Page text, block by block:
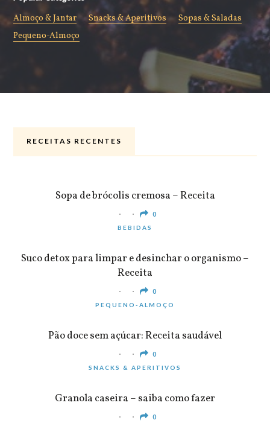
Almoço & Jantar Snacks & Aperitivos
Sopas & Saladas
Pequeno-Almoço
RECEITAS RECENTES
Sopa de brócolis cremosa – Receita
0
BEBIDAS
Suco detox para limpar e desinchar o organismo –
Receita
0
PEQUENO-ALMOÇO
Pão doce sem açúcar: Receita saudável
0
SNACKS & APERITIVOS
Granola caseira – saiba como fazer
0